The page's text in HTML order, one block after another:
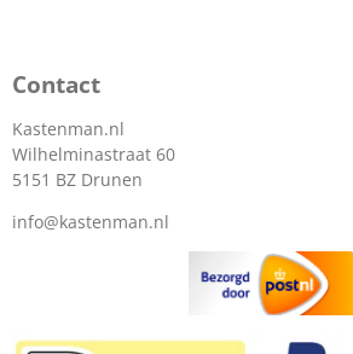
Contact
Kastenman.nl
Wilhelminastraat 60
5151 BZ Drunen
info@kastenman.nl